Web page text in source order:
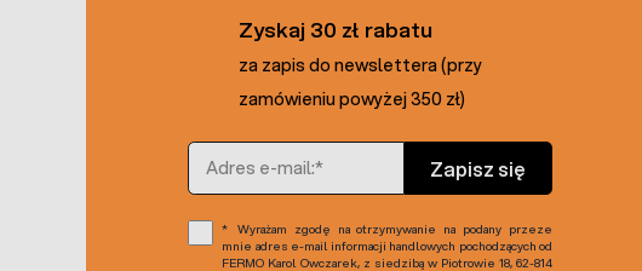
Zyskaj 30 zł rabatu
za zapis do newslettera (przy
zamówieniu powyżej 350 zł)
Adres e-mail
Zapisz się
Wyrażam zgodę na otrzymywanie na podany przeze
mnie adres e-mail informacji handlowych pochodzących od
FERMO Karol Owczarek, z siedzibą w Piotrowie 18, 62-814